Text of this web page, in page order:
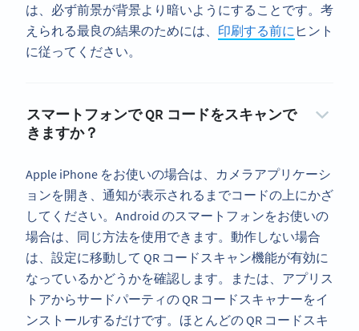
は、必ず前景が背景より暗いようにすることです。考
えられる最良の結果のためには、 印刷する前に ヒント
に従ってください。
スマートフォンで QR コードをスキャンで
きますか？
Apple iPhone をお使いの場合は、カメラアプリケーシ
ョンを開き、通知が表示されるまでコードの上にかざ
してください。Android のスマートフォンをお使いの
場合は、同じ方法を使用できます。動作しない場合
は、設定に移動して QR コードスキャン機能が有効に
なっているかどうかを確認します。または、アプリス
トアからサードパーティの QR コードスキャナーをイ
ンストールするだけです。ほとんどの QR コードスキ